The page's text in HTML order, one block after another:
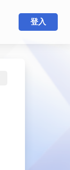
登入